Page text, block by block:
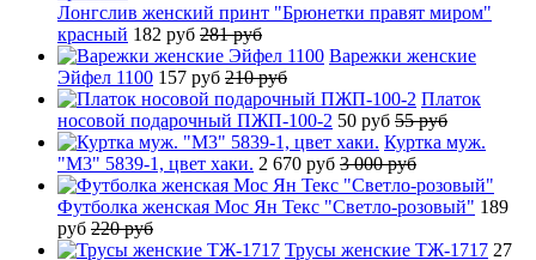
Лонгслив женский принт "Брюнетки правят миром"
красный 182 руб 281 руб
Варежки женские
Эйфел 1100 157 руб 210 руб
Платок
носовой подарочный ПЖП-100-2 50 руб 55 руб
Куртка муж.
"М3" 5839-1, цвет хаки. 2 670 руб 3 000 руб
Футболка женская Мос Ян Текс "Светло-розовый" 189
руб 220 руб
Трусы женские ТЖ-1717 27